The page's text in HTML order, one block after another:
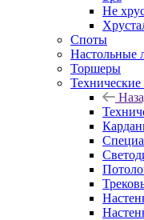
Не
Споты
Настольные
Торшеры